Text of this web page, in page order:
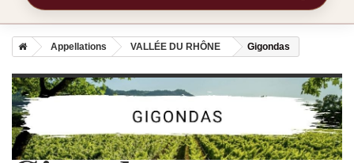
Appellations VALLÉE DU RHÔNE Gigondas